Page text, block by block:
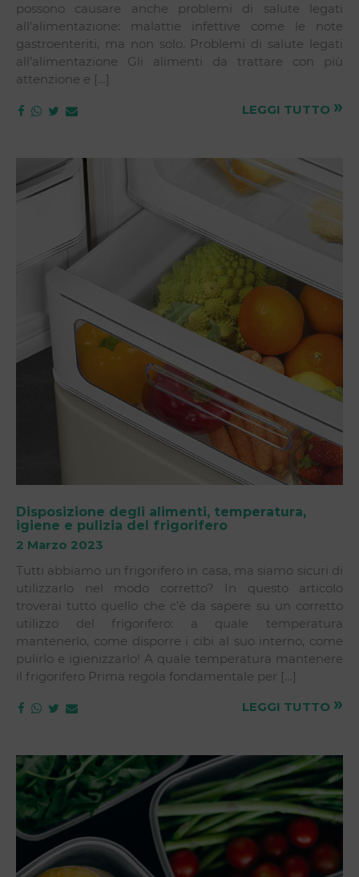
possono causare anche problemi di salute legati
all’alimentazione: malattie infettive come le note
gastroenteriti, ma non solo. Problemi di salute legati
all’alimentazione Gli alimenti da trattare con più
attenzione e […]
LEGGI TUTTO »
Disposizione degli alimenti, temperatura,
igiene e pulizia del frigorifero
2 Marzo 2023
Tutti abbiamo un frigorifero in casa, ma siamo sicuri di
utilizzarlo nel modo corretto? In questo articolo
troverai tutto quello che c’è da sapere su un corretto
utilizzo del frigorifero: a quale temperatura
mantenerlo, come disporre i cibi al suo interno, come
pulirlo e igienizzarlo! A quale temperatura mantenere
il frigorifero Prima regola fondamentale per […]
LEGGI TUTTO »